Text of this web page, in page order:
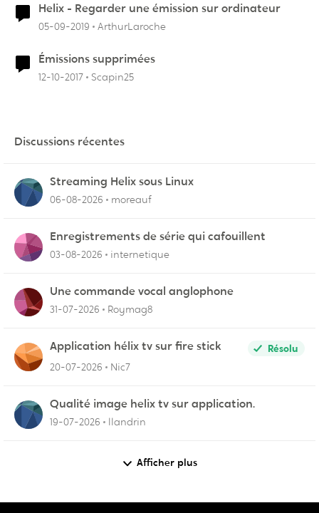
Helix - Regarder une émission sur ordinateur
05-09-2019 ArthurLaroche
Émissions supprimées
12-10-2017 Scapin25
Discussions récentes
Streaming Helix sous Linux
06-08-2026 moreauf
Enregistrements de série qui cafouillent
03-08-2026 internetique
Une commande vocal anglophone
31-07-2026 Roymag8
Application hélix tv sur fire stick
Résolu
20-07-2026
Nic7
Qualité image helix tv sur application.
19-07-2026 llandrin
Afficher plus